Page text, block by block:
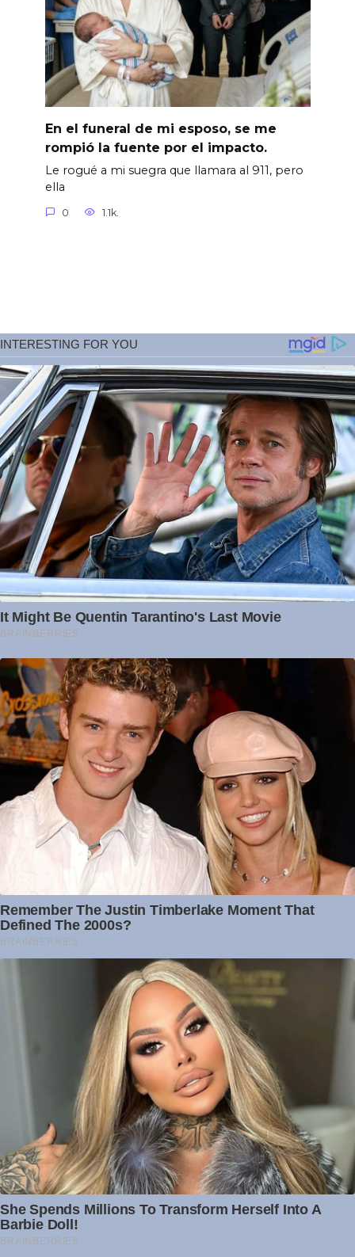
En el funeral de mi esposo, se me
rompió la fuente por el impacto.
Le rogué a mi suegra que llamara al 911, pero
ella
0 1.1k.